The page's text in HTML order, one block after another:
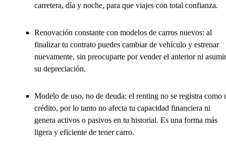
carretera, día y noche, para que viajes con total confianza.
Renovación constante con modelos de carros nuevos: al
finalizar tu contrato puedes cambiar de vehículo y estrenar
nuevamente, sin preocuparte por vender el anterior ni asumir
su depreciación.
Modelo de uso, no de deuda: el renting no se registra como
crédito, por lo tanto no afecta tu capacidad financiera ni
genera activos o pasivos en tu historial. Es una forma más
ligera y eficiente de tener carro.